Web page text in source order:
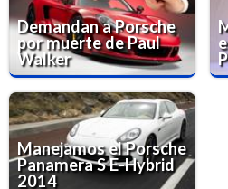
Demandan a Porsche
por muerte de Paul
Walker
Manejamos el Porsche
Panamera S E-Hybrid
2014